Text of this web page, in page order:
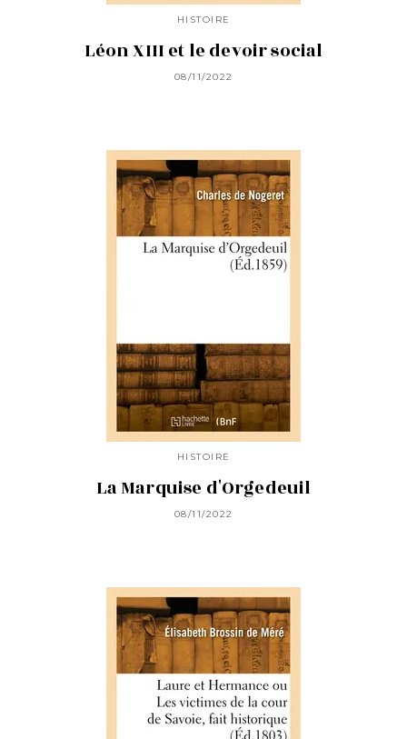
HISTOIRE
Léon XIII et le devoir social
08/11/2022
HISTOIRE
La Marquise d'Orgedeuil
08/11/2022